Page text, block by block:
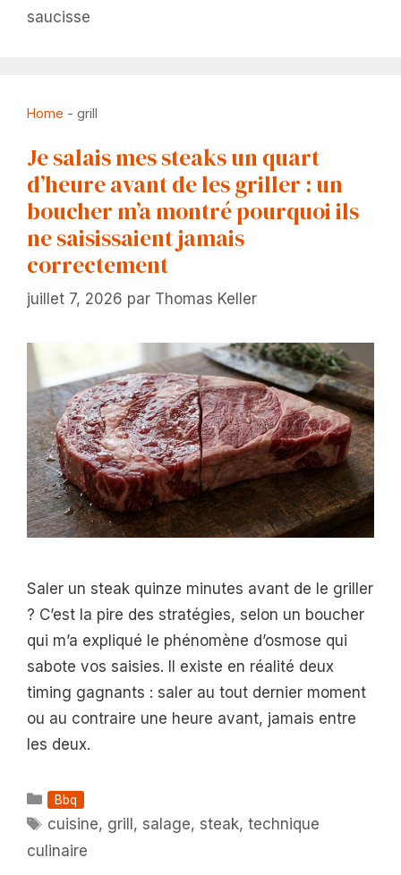
saucisse
Home - grill
Je salais mes steaks un quart
d’heure avant de les griller : un
boucher m’a montré pourquoi ils
ne saisissaient jamais
correctement
juillet 7, 2026 par Thomas Keller
Saler un steak quinze minutes avant de le griller
? C’est la pire des stratégies, selon un boucher
qui m’a expliqué le phénomène d’osmose qui
sabote vos saisies. Il existe en réalité deux
timing gagnants : saler au tout dernier moment
ou au contraire une heure avant, jamais entre
les deux.
Catégories
Bbq
Étiquettes
cuisine, grill , salage, steak,technique
culinaire